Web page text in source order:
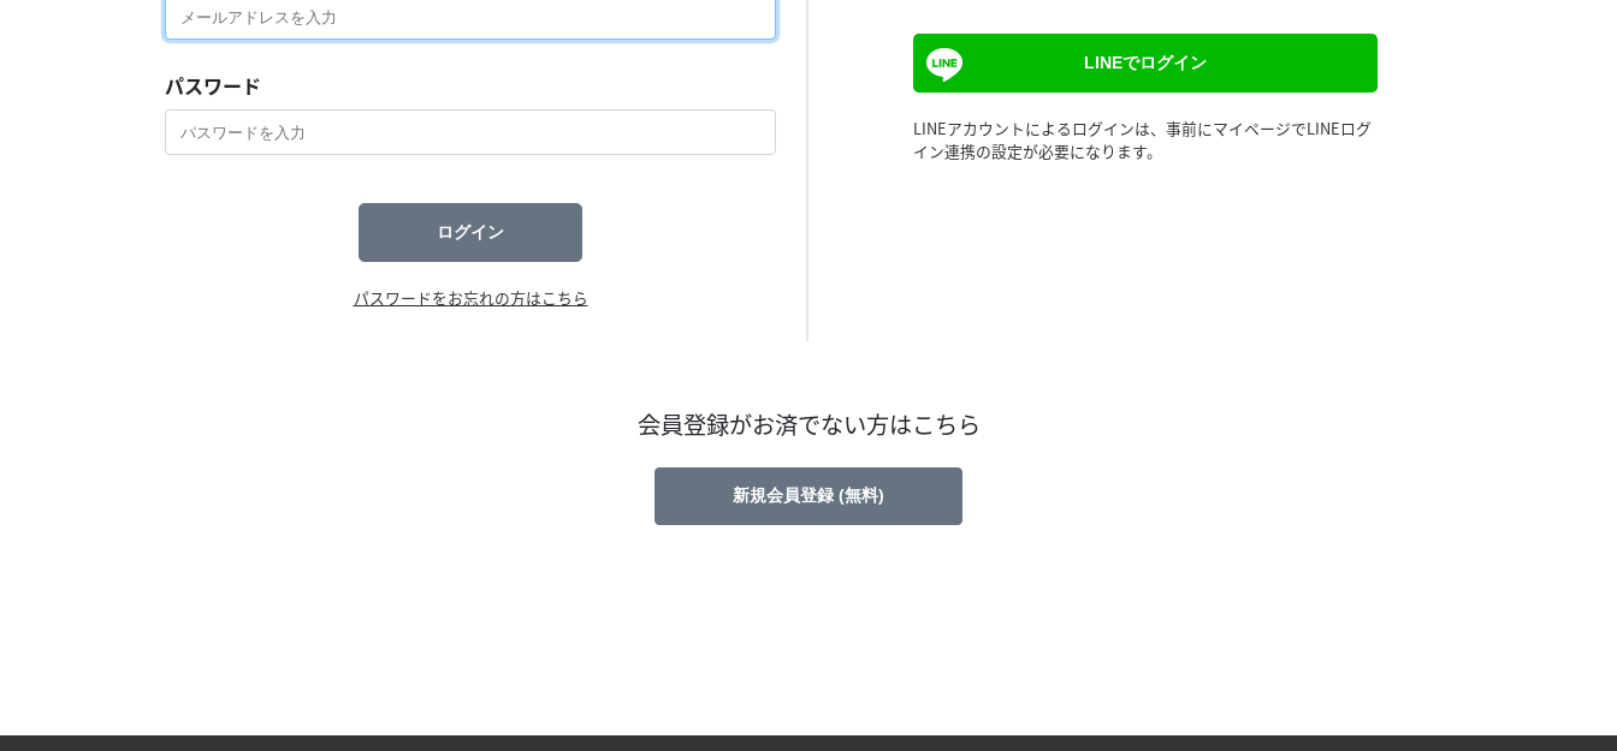
パスワード
ログイン
パスワードをお忘れの方はこちら
LINEでログイン
LINEアカウントによるログインは、事前にマイページでLINEログ
イン連携の設定が必要になります。
会員登録がお済でない方はこちら
新規会員登録 (無料)